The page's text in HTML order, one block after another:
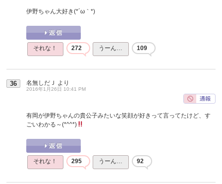
伊野ちゃん大好き(*´ω｀*)
それな！ 272 うーん… 109
36 名無しだＪ より
2016年1月26日 10:41 PM
有岡が伊野ちゃんの貴公子みたいな笑顔が好きって言ってたけど、す
ごいわかる～(*^^*)
それな！ 295 うーん… 92